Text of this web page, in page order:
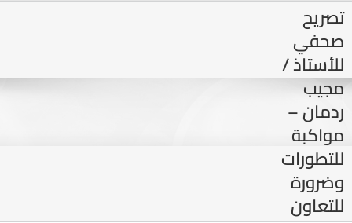
تصريح
صحفي
للأستاذ /
مجيب
ردمان –
مواكبة
للتطورات
وضرورة
للتعاون